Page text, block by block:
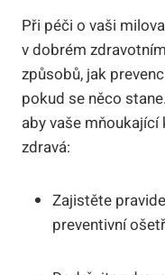
Při péči o vaši
v dobrém
způsobů, jak
pokud se něco
aby vaše
zdravá:
Zajistěte
preventivní